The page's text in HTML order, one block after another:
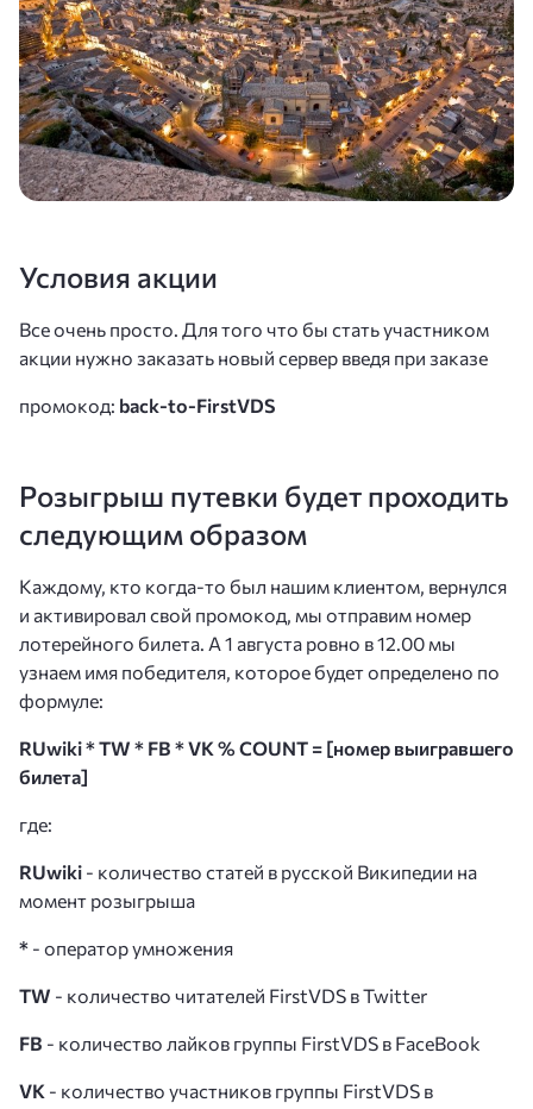
Условия акции
Все очень просто. Для того что бы стать участником
акции нужно заказать новый сервер введя при заказе
промокод: back-to-FirstVDS
Розыгрыш путевки будет проходить
следующим образом
Каждому, кто когда-то был нашим клиентом, вернулся
и активировал свой промокод, мы отправим номер
лотерейного билета. А 1 августа ровно в 12.00 мы
узнаем имя победителя, которое будет определено по
формуле:
RUwiki * TW * FB * VK % COUNT = [номер выигравшего
билета]
где:
RUwiki - количество статей в русской Википедии на
момент розыгрыша
* - оператор умножения
TW - количество читателей FirstVDS в Twitter
FB - количество лайков группы FirstVDS в FaceBook
VK - количество участников группы FirstVDS в